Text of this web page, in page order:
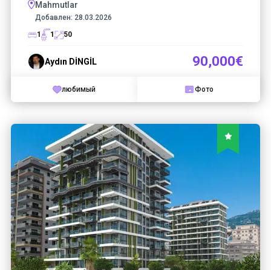
Mahmutlar
Добавлен: 28.03.2026
1
1 50
Aydın DİNGİL 90,000€
любимый Фото